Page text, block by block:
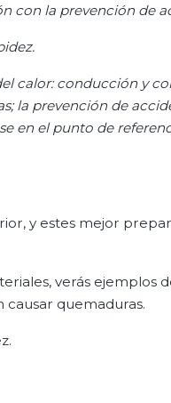
con la prevención de
calor: conducción y
la prevención de
en el punto de
y estes mejor
verás ejemplos
quemaduras.